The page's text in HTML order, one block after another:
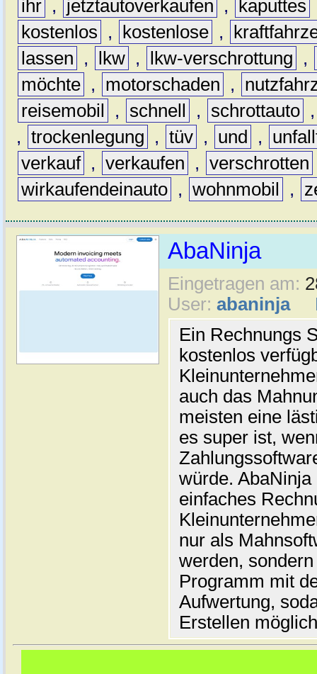
ihr , jetztautoverkaufen , kaputtes
kostenlos
, kostenlose ,
lassen
, lkw , lkw-verschrottung
,
möchte , motorschaden ,
reisemobil
, schnell , schrottauto
, trockenlegung , tüv , und ,
verkauf , verkaufen , verschrotten
wirkaufendeinauto , wohnmobil ,
AbaNinja
Eingetragen am:
User: abaninja
Ein Rechnungs
kostenlos
auch das
meisten eine
es super ist,
würde.
einfaches
nur als
werden,
Programm mit
Aufwertung,
Erstellen